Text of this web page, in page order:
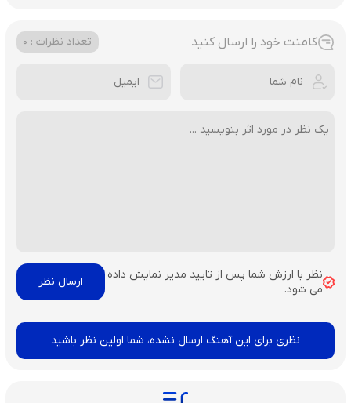
کامنت خود را ارسال کنید تعداد نظرات : 0
نظر با ارزش شما پس از تایید مدیر نمایش داده
می شود.
نظری برای این آهنگ ارسال نشده، شما اولین نظر باشید